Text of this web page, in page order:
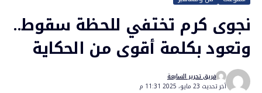
نجوى كرم تختفي للحظة سقوط..
وتعود بكلمة أقوى من الحكاية
أخر تحديث 23 مايو، 2025 11:31 م
فريق تحرير السابعة